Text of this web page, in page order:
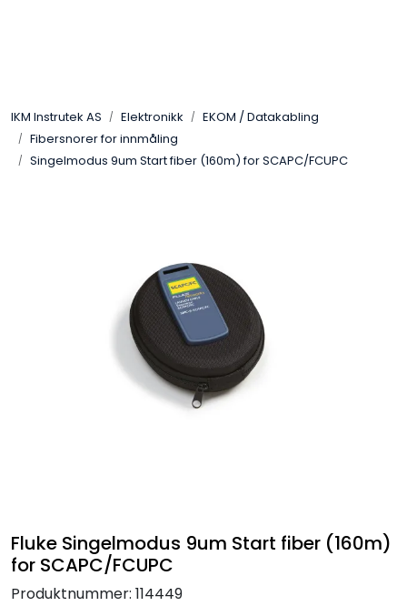
IKM Instrutek AS Elektronikk
EKOM / Datakabling
Fibersnorer for innmåling
Singelmodus 9um Start fiber (160m) for SCAPC/FCUPC
Fluke Singelmodus 9um Start fiber (160m)
for SCAPC/FCUPC
Produktnummer: 114449
Elektro
Frekvensomformere
Miljø og sikkerhet
Maskinvern & Instrumentering